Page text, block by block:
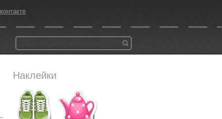
Наклейки